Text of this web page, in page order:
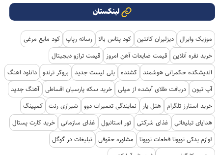
لینکستان
موزیک وایرال دیزلیران کانتین کود پتاس بالا رسانه رپاپ کود مایع مرغی
خرید نقره آنلاین قیمت ضایعات آهن امروز
قیمت ترازو دیجیتال
اندیشکده حکمرانی هوشمند کشنده پلی لیست جدید بروکر ترندو دانلود اهنگ
آپ تیون دریافت طلای آبشده از میلی خرید سکه پارسیان اقساطی آهنگ جدید
خرید استارز تلگرام هتل یار نمایندگی تعمیرات دوو شیرازی رنت کمپینگ
هدایای تبلیغاتی
غذای شرکتی تور استانبول غذای سازمانی خرید کارت پستال
لوازم یدکی تویوتا قطعات تویوتا
مشاوره حقوقی تبلیغات در گوگل